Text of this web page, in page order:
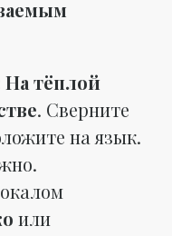
На тёплой
. Сверните
на язык.
или